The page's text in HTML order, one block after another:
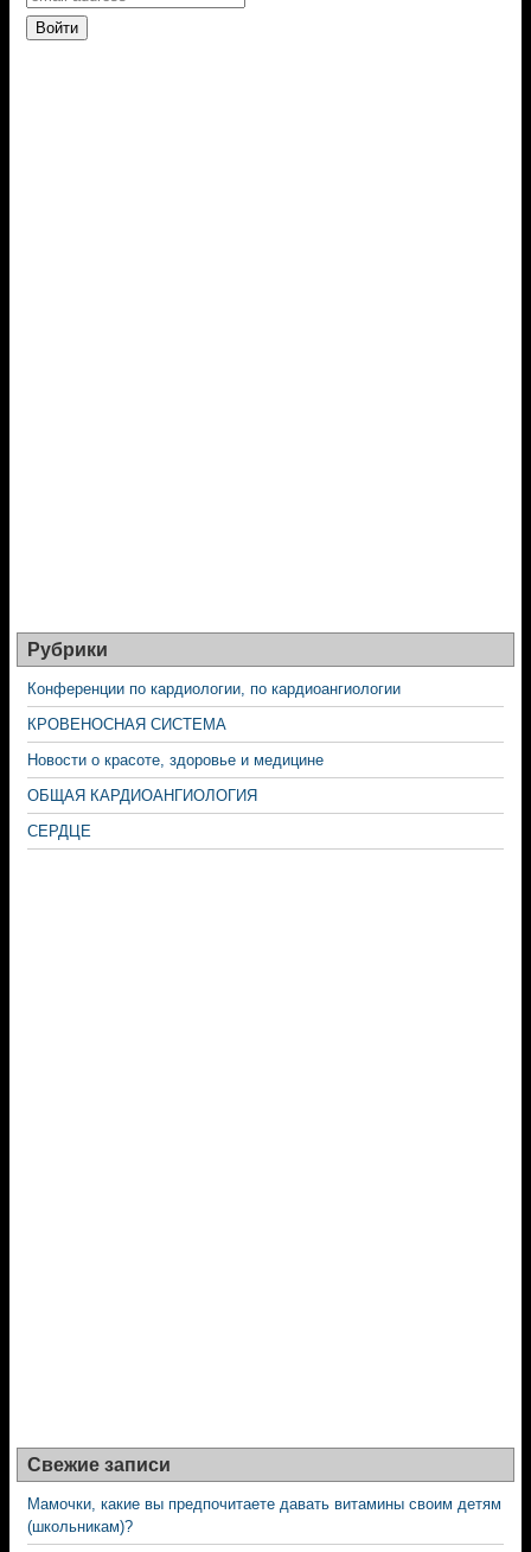
Рубрики
Конференции по кардиологии, по кардиоангиологии
КРОВЕНОСНАЯ СИСТЕМА
Новости о красоте, здоровье и медицине
ОБЩАЯ КАРДИОАНГИОЛОГИЯ
СЕРДЦЕ
Свежие записи
Мамочки, какие вы предпочитаете давать витамины своим детям
(школьникам)?